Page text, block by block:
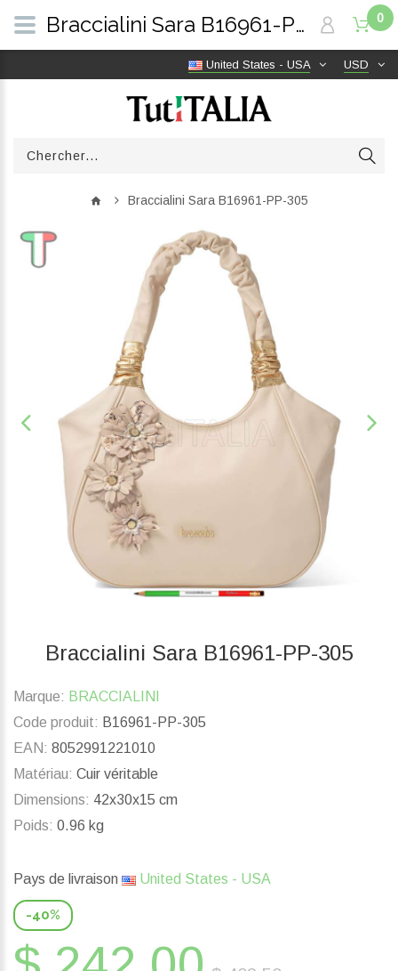
USD
United States - USA
0
Braccialini Sara B16961-PP-305
Braccialini Sara B16961-PP-305
Marque: BRACCIALINI
Code produit: B16961-PP-305
EAN: 8052991221010
Matériau: Cuir véritable
Dimensions: 42x30x15 cm
Poids: 0.96 kg
Pays de livraison United States - USA
-40%
Braccialini Sara B16961-PP-305 | TutITALIA